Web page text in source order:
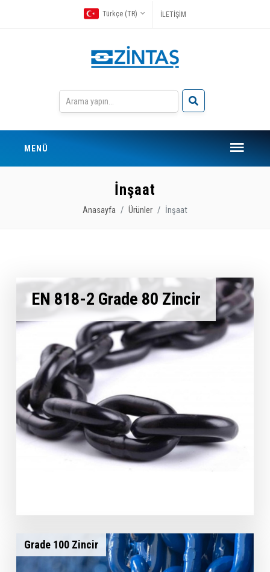
Türkçe (TR) İLETİŞİM
MENÜ
İnşaat
Anasayfa Ürünler İnşaat
EN 818-2 Grade 80 Zincir
Grade 100 Zincir